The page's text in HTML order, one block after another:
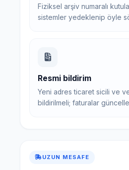
Fiziksel arşiv numaralı
sistemler yedeklenip öyle
Resmi bildirim
Yeni adres ticaret sicili ve
bildirilmeli; faturalar
UZUN MESAFE